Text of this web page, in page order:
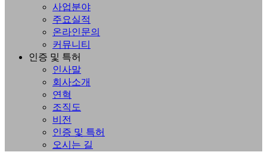
사업분야
주요실적
온라인문의
커뮤니티
인증 및 특허
인사말
회사소개
연혁
조직도
비전
인증 및 특허
오시는 길